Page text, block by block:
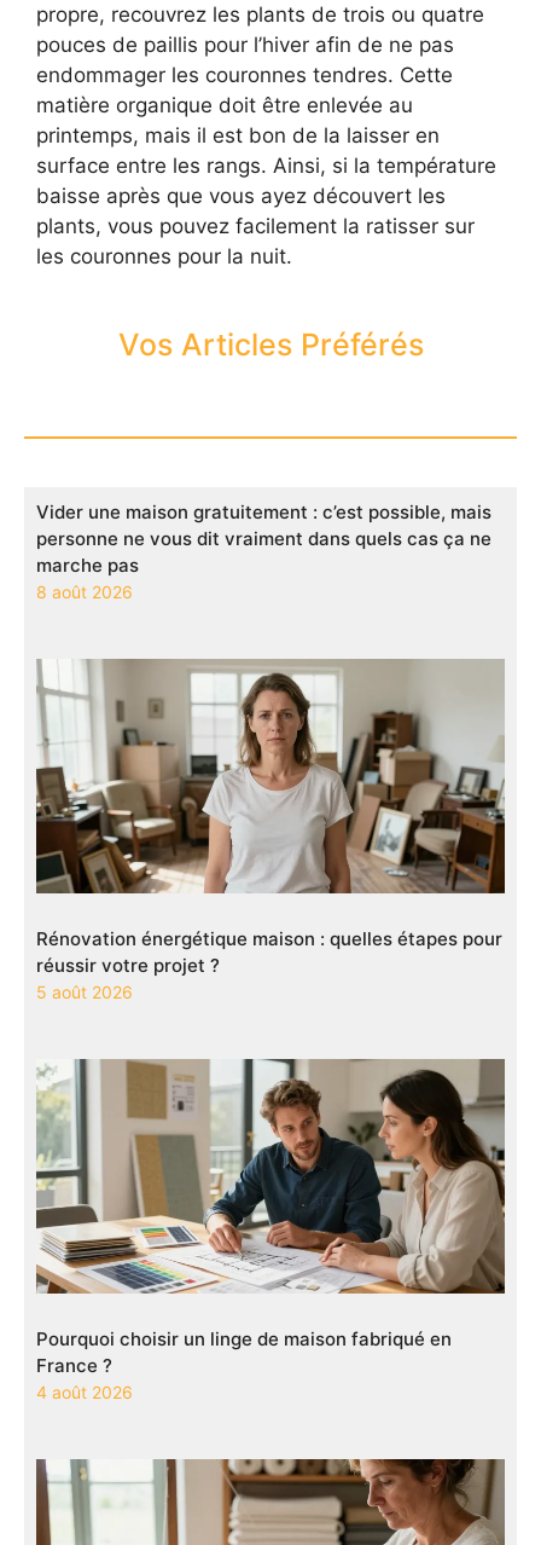
propre, recouvrez les plants de trois ou quatre
pouces de paillis pour l’hiver afin de ne pas
endommager les couronnes tendres. Cette
matière organique doit être enlevée au
printemps, mais il est bon de la laisser en
surface entre les rangs. Ainsi, si la température
baisse après que vous ayez découvert les
plants, vous pouvez facilement la ratisser sur
les couronnes pour la nuit.
Vos Articles Préférés
Vider une maison gratuitement : c’est possible, mais
personne ne vous dit vraiment dans quels cas ça ne
marche pas
8 août 2026
Rénovation énergétique maison : quelles étapes pour
réussir votre projet ?
5 août 2026
Pourquoi choisir un linge de maison fabriqué en
France ?
4 août 2026